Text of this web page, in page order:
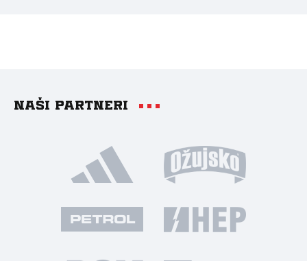
Naši partneri